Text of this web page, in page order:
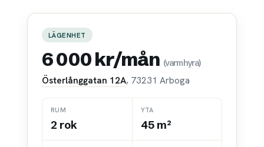
LÄGENHET
6 000 kr/mån (varmhyra)
Österlånggatan 12A, 73231 Arboga
RUM
2 rok
YTA
45 m²